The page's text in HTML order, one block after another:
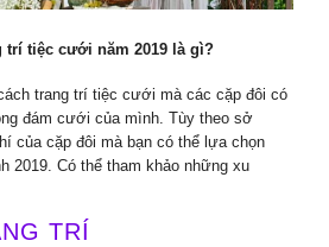
trí tiệc cưới năm 2019 là gì?
trang trí tiệc cưới mà các cặp đôi có
đám cưới của mình. Tùy theo sở
của cặp đôi mà bạn có thể lựa chọn
2019. Có thể tham khảo những xu
TRÍ